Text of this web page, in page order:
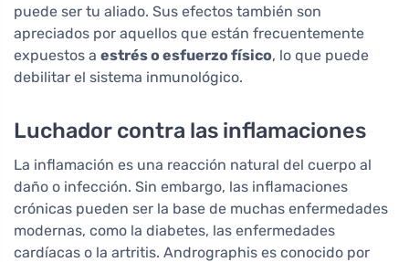
puede ser tu aliado. Sus efectos también son
apreciados por aquellos que están frecuentemente
expuestos a estrés o esfuerzo físico, lo que puede
debilitar el sistema inmunológico.
Luchador contra las inflamaciones
La inflamación es una reacción natural del cuerpo al
daño o infección. Sin embargo, las inflamaciones
crónicas pueden ser la base de muchas enfermedades
modernas, como la diabetes, las enfermedades
cardíacas o la artritis. Andrographis es conocido por